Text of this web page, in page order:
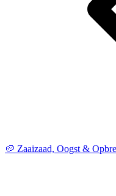
🥔 Zaaizaad, Oogst &